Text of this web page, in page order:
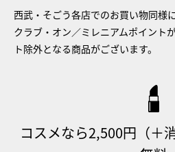
西武・そごう各店でのお買い物同様
クラブ・オン／ミレニアムポイント
ト除外となる商品がございます。
コスメなら2,500円（＋